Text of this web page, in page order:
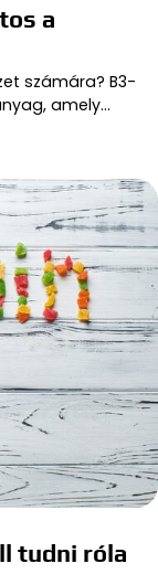
a
számára? B3-
amely…
tudni róla